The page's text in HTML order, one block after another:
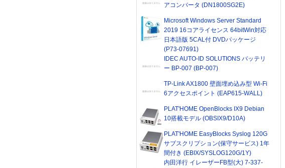
アコンバータ (DN1800SG2E)
Microsoft Windows Server Standard
2019 16コアライセンス 64bitWin対応
日本語版 5CAL付 DVDパッケージ
(P73-07691)
IDEC AUTO-ID SOLUTIONS バッテリ
ー BP-007 (BP-007)
TP-Link AX1800 壁面埋め込み型 Wi-Fi
6アクセスポイント (EAP615-WALL)
PLAT'HOME OpenBlocks IX9 Debian
10搭載モデル (OBSIX9/D10A)
PLAT'HOME EasyBlocks Syslog 120G
サブスクリプション(保守サービス) 1年
間付き (EBIX/SYSLOG120G/1Y)
内田洋行 イレーザーFB型(大) 7-337-